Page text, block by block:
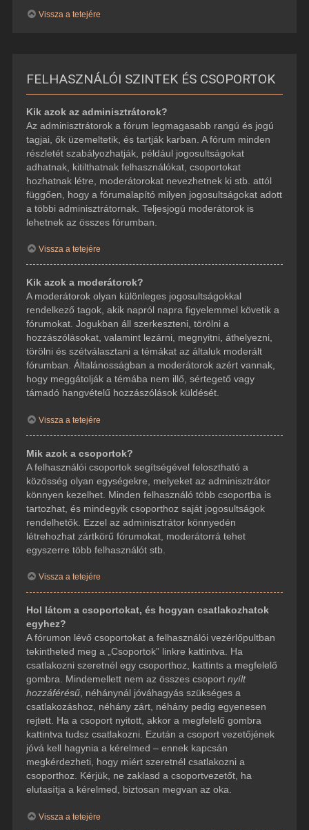
Vissza a tetejére
FELHASZNÁLÓI SZINTEK ÉS CSOPORTOK
Kik azok az adminisztrátorok?
Az adminisztrátorok a fórum legmagasabb rangú és jogú
tagjai, ők üzemeltetik, és tartják karban. A fórum minden
részletét szabályozhatják, például jogosultságokat
adhatnak, kitilthatnak felhasználókat, csoportokat
hozhatnak létre, moderátorokat nevezhetnek ki stb. attól
függően, hogy a fórumalapító milyen jogosultságokat adott
a többi adminisztrátornak. Teljesjogú moderátorok is
lehetnek az összes fórumban.
Vissza a tetejére
Kik azok a moderátorok?
A moderátorok olyan különleges jogosultságokkal
rendelkező tagok, akik napról napra figyelemmel követik a
fórumokat. Jogukban áll szerkeszteni, törölni a
hozzászólásokat, valamint lezárni, megnyitni, áthelyezni,
törölni és szétválasztani a témákat az általuk moderált
fórumban. Általánosságban a moderátorok azért vannak,
hogy meggátolják a témába nem illő, sértegető vagy
támadó hangvételű hozzászólások küldését.
Vissza a tetejére
Mik azok a csoportok?
A felhasználói csoportok segítségével felosztható a
közösség olyan egységekre, melyeket az adminisztrátor
könnyen kezelhet. Minden felhasználó több csoportba is
tartozhat, és mindegyik csoporthoz saját jogosultságok
rendelhetők. Ezzel az adminisztrátor könnyedén
létrehozhat zártkörű fórumokat, moderátorrá tehet
egyszerre több felhasználót stb.
Vissza a tetejére
Hol látom a csoportokat, és hogyan csatlakozhatok
egyhez?
A fórumon lévő csoportokat a felhasználói vezérlőpultban
tekintheted meg a „Csoportok” linkre kattintva. Ha
csatlakozni szeretnél egy csoporthoz, kattints a megfelelő
gombra. Mindemellett nem az összes csoport nyílt
hozzáférésű, néhánynál jóváhagyás szükséges a
csatlakozáshoz, néhány zárt, néhány pedig egyenesen
rejtett. Ha a csoport nyitott, akkor a megfelelő gombra
kattintva tudsz csatlakozni. Ezután a csoport vezetőjének
jóvá kell hagynia a kérelmed – ennek kapcsán
megkérdezheti, hogy miért szeretnél csatlakozni a
csoporthoz. Kérjük, ne zaklasd a csoportvezetőt, ha
elutasítja a kérelmed, biztosan megvan az oka.
Vissza a tetejére